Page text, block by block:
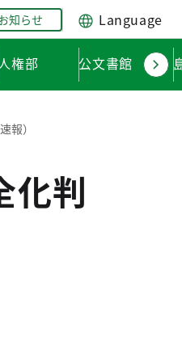
知らせ Language
人権部 公文書館
報）
化判